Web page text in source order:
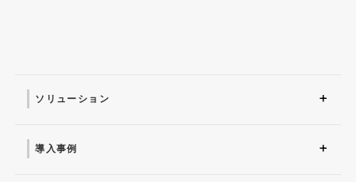
ソリューション
用・保守）
導入事例